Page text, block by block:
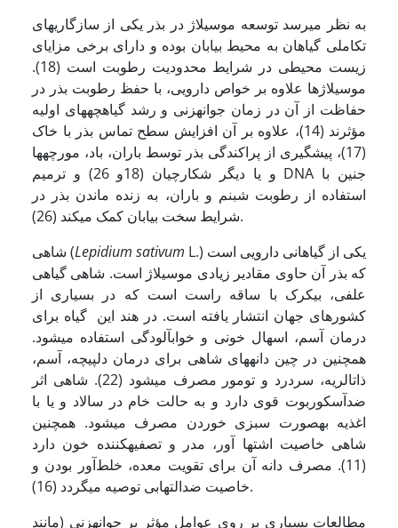
به نظر می­رسد توسعه موسیلاژ در بذر یکی از سازگاری­های
تکاملی گیاهان به محیط بیابان بوده و دارای برخی مزایای
زیست محیطی در شرایط محدودیت رطوبت است (18).
موسیلاژها علاوه بر خواص دارویی، با حفظ رطوبت بذر در
حفاظت از آن در زمان جوانه­زنی و رشد گیاهچه­های اولیه
مؤثرند (14)، علاوه بر آن افزایش سطح تماس بذر با خاک
(17)، پیشگیری از پراکندگی بذر توسط باران، باد، مورچه­ها
و یا دیگر شکارچیان (18و 26) و ترمیم DNA جنین با
استفاده از رطوبت شبنم و باران، به زنده ماندن بذر در
شرایط سخت بیابان کمک می­کند (26).
شاهی (Lepidium sativum L.) یکی از گیاهانی دارویی است
که بذر آن حاوی مقادیر زیادی موسیلاژ است. شاهی گیاهی
علفی، بی­کرک با ساقه راست است که در بسیاری از
کشورهای جهان انتشار یافته ­است. در هند این گیاه برای
درمان آسم، اسهال خونی و خواب­آلودگی استفاده می­شود.
همچنین در چین دانه­های شاهی برای درمان دل­پیچه، آسم،
ذات­الریه، سردرد و تومور مصرف می­شود (22). شاهی اثر
ضدآسکوربوت قوی دارد و به حالت خام در سالاد و یا با
اغذیه به­صورت سبزی خوردن مصرف می­شود. همچنین
شاهی خاصیت اشتها آور، مدر و تصفیه­کننده خون دارد
(11). مصرف دانه آن برای تقویت معده، خلط‌آور بودن و
خاصیت ضدالتهابی توصیه می­گردد (16).
مطالعات بسیاری بر روی عوامل مؤثر بر جوانه­زنی (مانند